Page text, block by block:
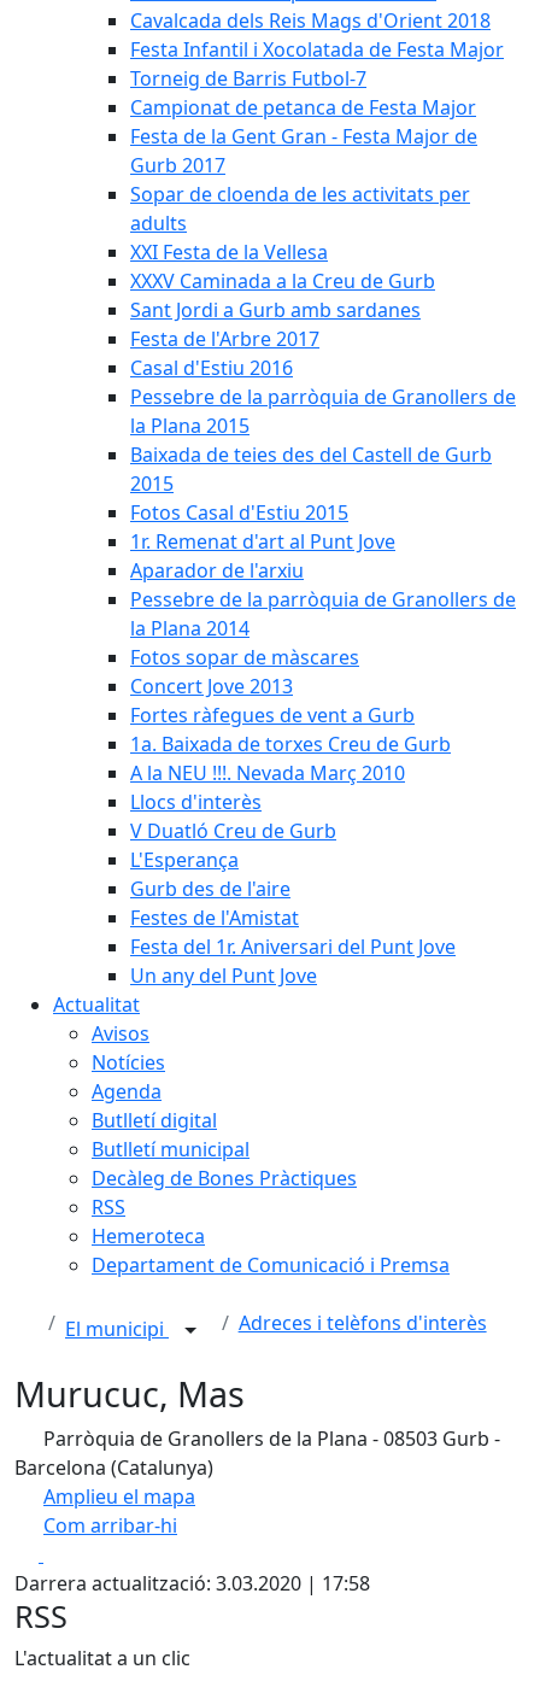
Cavalcada dels Reis Mags d'Orient 2018
Festa Infantil i Xocolatada de Festa Major
Torneig de Barris Futbol-7
Campionat de petanca de Festa Major
Festa de la Gent Gran - Festa Major de
Gurb 2017
Sopar de cloenda de les activitats per
adults
XXI Festa de la Vellesa
XXXV Caminada a la Creu de Gurb
Sant Jordi a Gurb amb sardanes
Festa de l'Arbre 2017
Casal d'Estiu 2016
Pessebre de la parròquia de Granollers de
la Plana 2015
Baixada de teies des del Castell de Gurb
2015
Fotos Casal d'Estiu 2015
1r. Remenat d'art al Punt Jove
Aparador de l'arxiu
Pessebre de la parròquia de Granollers de
la Plana 2014
Fotos sopar de màscares
Concert Jove 2013
Fortes ràfegues de vent a Gurb
1a. Baixada de torxes Creu de Gurb
A la NEU !!!. Nevada Març 2010
Llocs d'interès
V Duatló Creu de Gurb
L'Esperança
Gurb des de l'aire
Festes de l'Amistat
Festa del 1r. Aniversari del Punt Jove
Un any del Punt Jove
Actualitat
Avisos
Notícies
Agenda
Butlletí digital
Butlletí municipal
Decàleg de Bones Pràctiques
RSS
Hemeroteca
Departament de Comunicació i Premsa
El municipi Adreces i telèfons d'interès
Murucuc, Mas
Parròquia de Granollers de la Plana - 08503 Gurb -
Barcelona (Catalunya)
Amplieu el mapa
Com arribar-hi
+
−
Darrera actualització: 3.03.2020 | 17:58
RSS
L'actualitat a un clic